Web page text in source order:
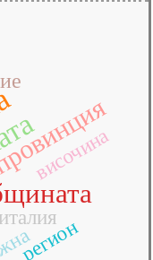
височина
италия
регион